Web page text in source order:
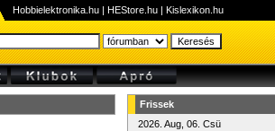
Hobbielektronika.hu | HEStore.hu | Kislexikon.hu
Frissek
2026. Aug, 06. Csü